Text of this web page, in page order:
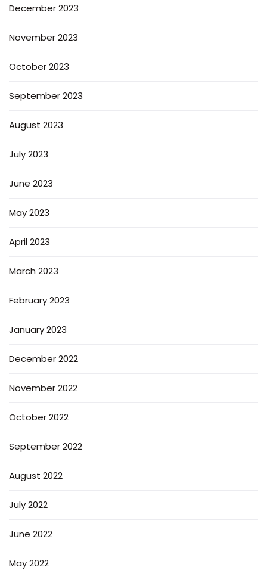
December 2023
November 2023
October 2023
September 2023
August 2023
July 2023
June 2023
May 2023
April 2023
March 2023
February 2023
January 2023
December 2022
November 2022
October 2022
September 2022
August 2022
July 2022
June 2022
May 2022